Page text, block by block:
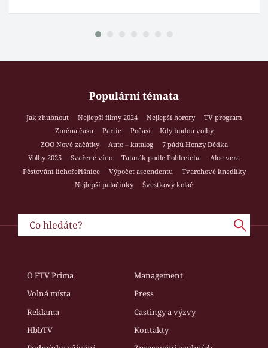
Populární témata
Jak zhubnout Nejlepší filmy 2024 Nejlepší horory
TV program
Změna času
Partie Počasí
Kdy budou volby
ZOO Nové začátky
Auto – katalog
7 pádů Honzy Dědka
Volby 2025
Svařené víno Tatarák podle Pohlreicha
Aloe vera
Pěstování lichořeřišnice
Výpočet ascendentu
Tvarohové knedlíky
Nejlepší palačinky
Švestkový koláč
O FTV Prima
Management
Volná místa
Press
Reklama
Castingy a výzvy
HbbTV
Kontakty